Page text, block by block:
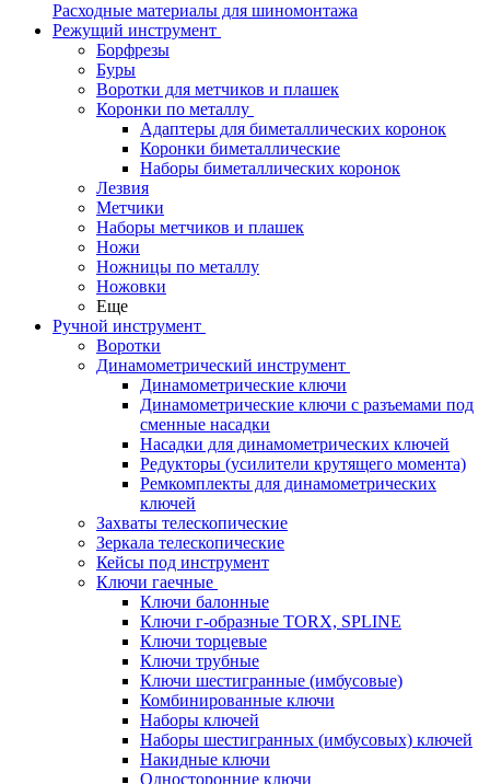
Расходные материалы для шиномонтажа
Режущий инструмент
Борфрезы
Буры
Воротки для метчиков и плашек
Коронки по металлу
Адаптеры для биметаллических коронок
Коронки биметаллические
Наборы биметаллических коронок
Лезвия
Метчики
Наборы метчиков и плашек
Ножи
Ножницы по металлу
Ножовки
Еще
Ручной инструмент
Воротки
Динамометрический инструмент
Динамометрические ключи
Динамометрические ключи с разъемами под
сменные насадки
Насадки для динамометрических ключей
Редукторы (усилители крутящего момента)
Ремкомплекты для динамометрических
ключей
Захваты телескопические
Зеркала телескопические
Кейсы под инструмент
Ключи гаечные
Ключи балонные
Ключи г-образные TORX, SPLINE
Ключи торцевые
Ключи трубные
Ключи шестигранные (имбусовые)
Комбинированные ключи
Наборы ключей
Наборы шестигранных (имбусовых) ключей
Накидные ключи
Односторонние ключи